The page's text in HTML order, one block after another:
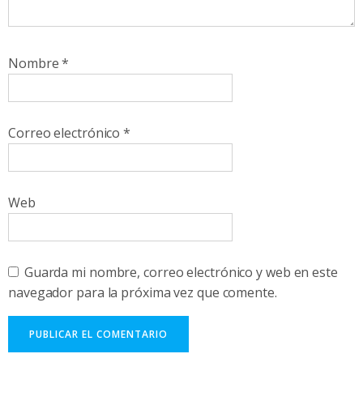
Nombre*
Correo electrónico*
Web
Guarda mi nombre, correo electrónico y web en este
navegador para la próxima vez que comente.